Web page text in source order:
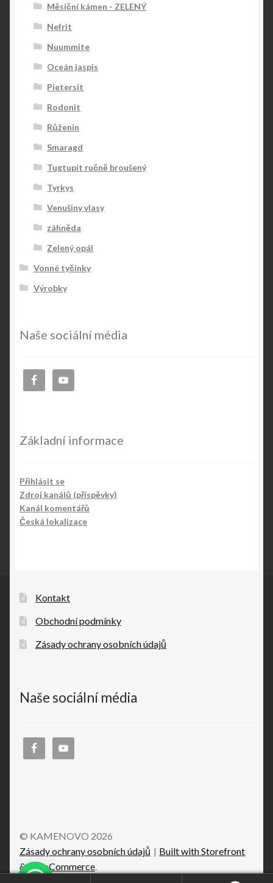
Měsíční kámen - ZELENÝ
Nefrit
Nuummite
Oceán jaspis
Pietersit
Rodonit
Růženín
Smaragd
Tugtupit ručně broušený
Tyrkys
Venušiny vlasy
záhněda
Zelený opál
Vonné tyčinky
Výrobky
Naše sociální média
Základní informace
Přihlásit se
Zdroj kanálů (příspěvky)
Kanál komentářů
Česká lokalizace
Kontakt
Obchodní podmínky
Zásady ochrany osobních údajů
Naše sociální média
© KAMENOVO 2026
Zásady ochrany osobních údajů
Built with Storefront
& WooCommerce.